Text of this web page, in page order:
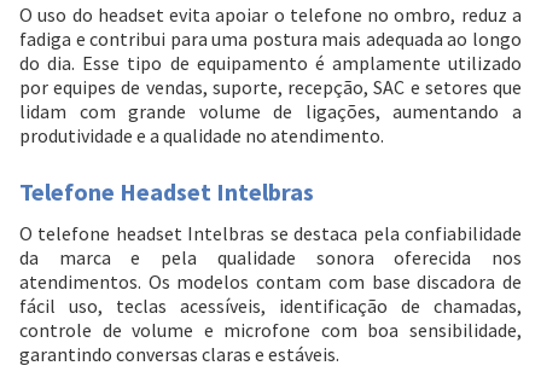
O uso do headset evita apoiar o telefone no ombro, reduz a
fadiga e contribui para uma postura mais adequada ao longo
do dia. Esse tipo de equipamento é amplamente utilizado
por equipes de vendas, suporte, recepção, SAC e setores que
lidam com grande volume de ligações, aumentando a
produtividade e a qualidade no atendimento.
Telefone Headset Intelbras
O telefone headset Intelbras se destaca pela confiabilidade
da marca e pela qualidade sonora oferecida nos
atendimentos. Os modelos contam com base discadora de
fácil uso, teclas acessíveis, identificação de chamadas,
controle de volume e microfone com boa sensibilidade,
garantindo conversas claras e estáveis.